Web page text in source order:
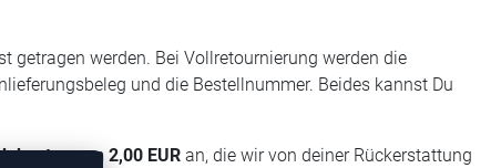
getragen werden. Bei Vollretournierung werden die
und die Bestellnummer. Beides kannst Du
von 2,00 EUR an, die wir von deiner Rückerstattung